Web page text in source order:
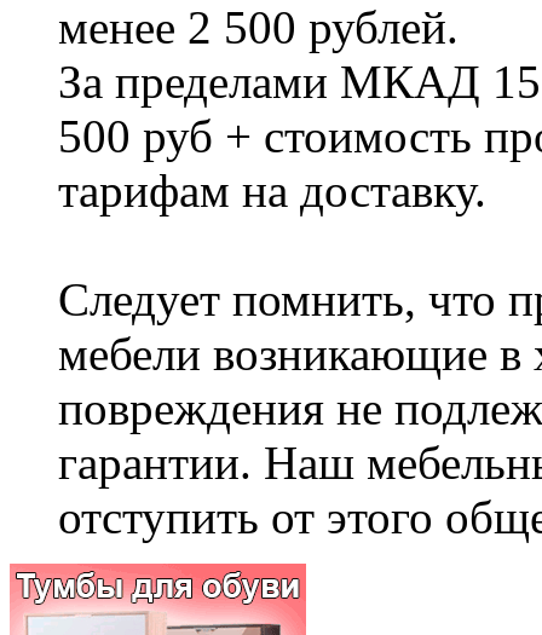
менее 2 500 рублей.
За пределами МКАД
500 руб + стоимость
тарифам на доставку.
Следует помнить, что
мебели возникающие в
повреждения не
гарантии. Наш
отступить от этого